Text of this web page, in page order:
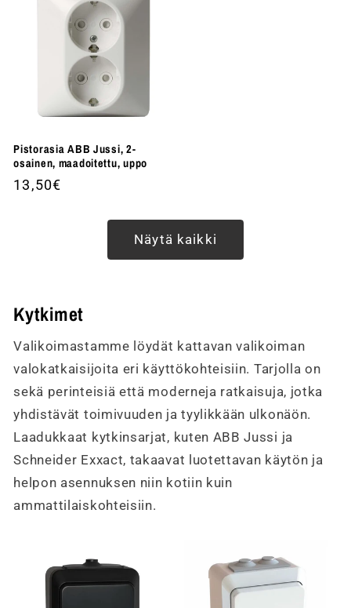
Pistorasia ABB Jussi, 2-
osainen, maadoitettu, uppo
Normaalihinta
13,50€
Näytä kaikki
Kytkimet
Valikoimastamme löydät kattavan valikoiman
valokatkaisijoita eri käyttökohteisiin. Tarjolla on
sekä perinteisiä että moderneja ratkaisuja, jotka
yhdistävät toimivuuden ja tyylikkään ulkonäön.
Laadukkaat kytkinsarjat, kuten ABB Jussi ja
Schneider Exxact, takaavat luotettavan käytön ja
helpon asennuksen niin kotiin kuin
ammattilaiskohteisiin.